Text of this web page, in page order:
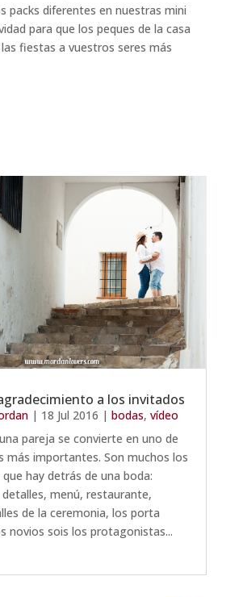
packs diferentes en nuestras mini
para que los peques de la casa
fiestas a vuestros seres más
a los invitados
| 18 Jul 2016 | bodas, vídeo
pareja se convierte en uno de
más importantes. Son muchos los
hay detrás de una boda:
menú, restaurante,
de la ceremonia, los porta
novios sois los protagonistas...